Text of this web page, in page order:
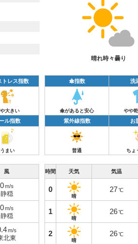
トレス指数
大きい
ル指数
うまい
風
0 m/s
静穏
0 m/s
静穏
m/s
北東
晴れ時々曇り
傘指数 洗
傘があると安心 やや
紫外線指数 お
普通 ちょ
時間 天気 気温
0
晴
27℃
1
晴
26℃
2
晴
26℃